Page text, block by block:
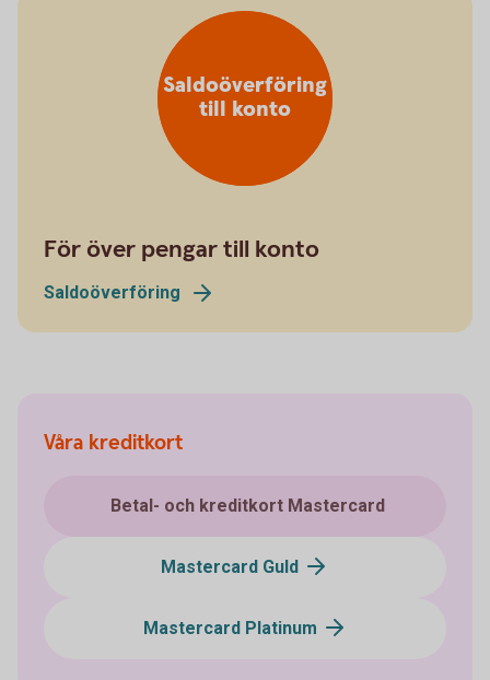
Saldoöverföring
till konto
För över pengar till konto
Saldoöverföring
Våra kreditkort
Betal- och kreditkort Mastercard
Mastercard Guld
Mastercard Platinum